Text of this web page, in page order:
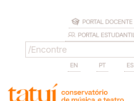
PORTAL DOCENTE
PORTAL ESTUDANTIL
EN PT ES